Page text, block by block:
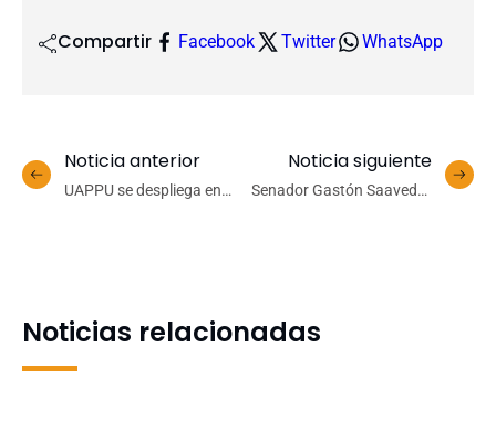
Compartir Facebook Twitter WhatsApp
Noticia anterior
UAPPU se despliega en
Noticia siguiente
Senador Gastón Saavedra
Noticias relacionadas